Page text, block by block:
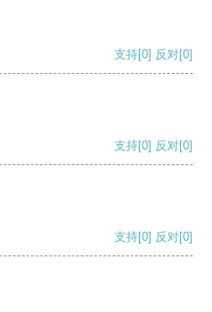
支持[0] 反对[0]
支持[0] 反对[0]
支持[0] 反对[0]